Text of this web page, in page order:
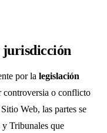
jurisdicción
por la legislación
controversia o conflicto
Web, las partes se
y Tribunales que